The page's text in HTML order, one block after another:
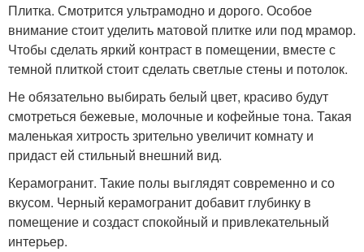
Плитка. Смотрится ультрамодно и дорого. Особое
внимание стоит уделить матовой плитке или под мрамор.
Чтобы сделать яркий контраст в помещении, вместе с
темной плиткой стоит сделать светлые стены и потолок.
Не обязательно выбирать белый цвет, красиво будут
смотреться бежевые, молочные и кофейные тона. Такая
маленькая хитрость зрительно увеличит комнату и
придаст ей стильный внешний вид.
Керамогранит. Такие полы выглядят современно и со
вкусом. Черный керамогранит добавит глубинку в
помещение и создаст спокойный и привлекательный
интерьер.